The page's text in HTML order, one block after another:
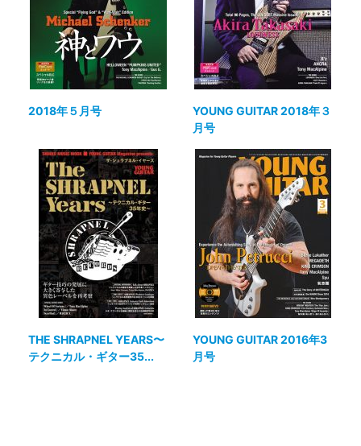
2018年５月号
YOUNG GUITAR 2018年３
月号
THE SHRAPNEL YEARS〜
テクニカル・ギター35...
YOUNG GUITAR 2016年3
月号